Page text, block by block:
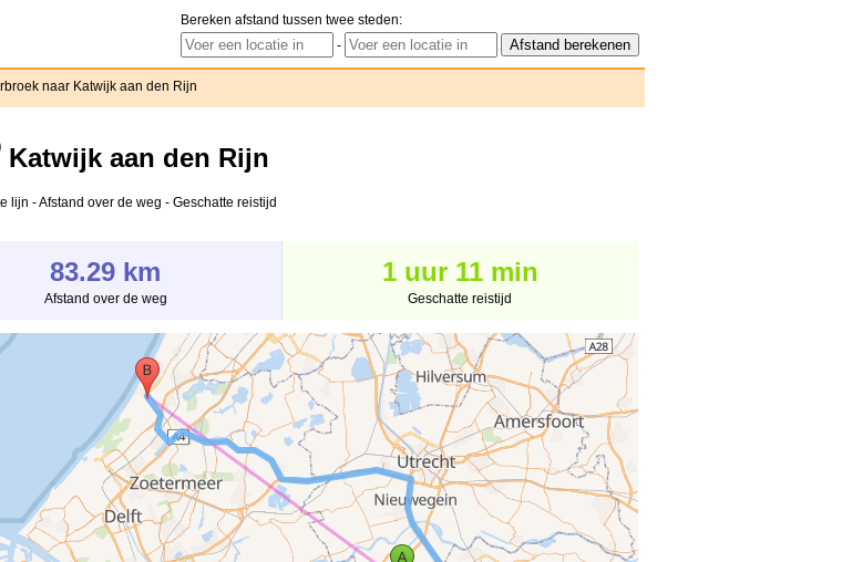
Bereken afstand tussen twee steden:
-
naar Katwijk aan den Rijn
Katwijk aan den Rijn
lijn - Afstand over de weg - Geschatte reistijd
83.29 km
Afstand over de weg
1 uur 11 min
Geschatte reistijd